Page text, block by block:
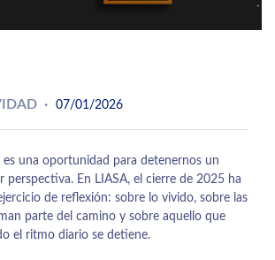
07/01/2026
es una oportunidad para detenernos un
perspectiva. En LIASA, el cierre de 2025 ha
de reflexión: sobre lo vivido, sobre las
parte del camino y sobre aquello que
el ritmo diario se detiene.